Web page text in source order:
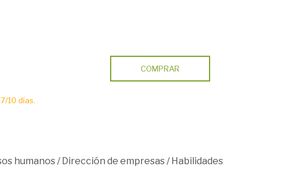
10 días.
COMPRAR
humanos/ Dirección de empresas/ Habilidades